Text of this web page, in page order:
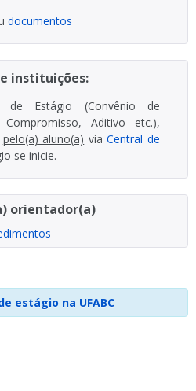
documentos
instituições:
de Estágio (Convênio de
Aditivo etc.),
pelo(a) aluno(a) viaCentral de
se inicie.
orientador(a)
estágio na UFABC